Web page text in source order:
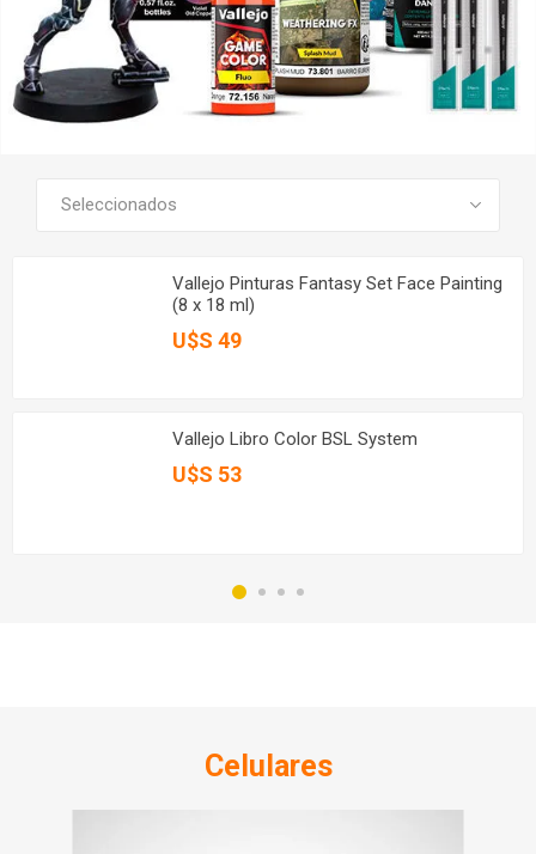
SEE ALL PRODUCTS
Vallejo Pinturas Fantasy Set Face Painting
(8 x 18 ml)
U$S 49
Vallejo Libro Color BSL System
U$S 53
Celulares